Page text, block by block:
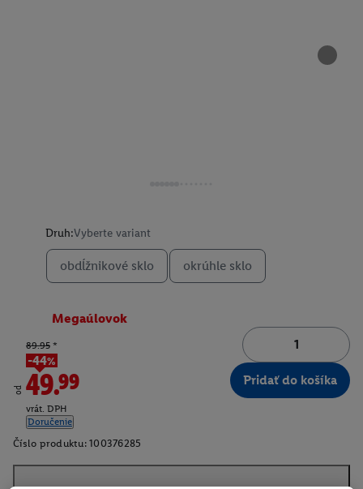
Druh:Vyberte variant
obdĺžnikové sklo okrúhle sklo
Megaúlovok
od
89.95 *
-44%
49.99
vrát. DPH
Doručenie
Pridať do košíka
Číslo produktu: 100376285